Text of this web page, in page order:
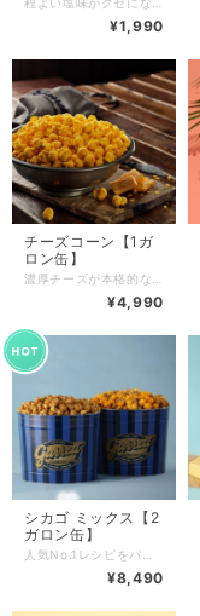
¥1,990
チーズコーン【1ガ
ロン缶】
¥4,990
シカゴ ミックス【2
ガロン缶】
¥8,490